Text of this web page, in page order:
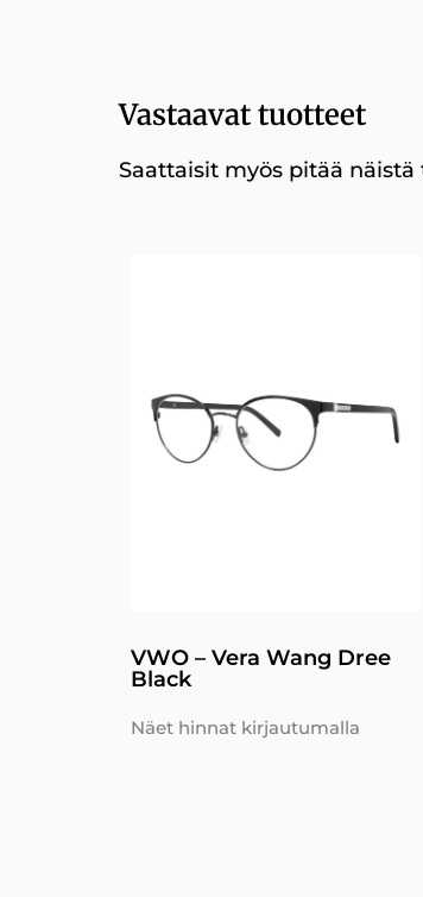
Vastaavat tuotteet
Saattaisit myös pitää
VWO – Vera Wang Dree
Black
Näet hinnat kirjautumalla